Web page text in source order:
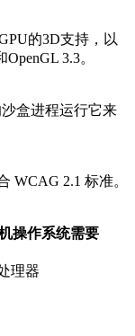
的3D支持，以
3.3。
盒进程运行它来
WCAG 2.1 标准。
操作系统需要
理器